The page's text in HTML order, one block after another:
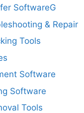
SoftwareG
& Repair
Tools
Software
Software
Tools